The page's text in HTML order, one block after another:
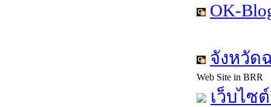
OK-
จังหวัด
Web Site in BRR
เว็บไซ